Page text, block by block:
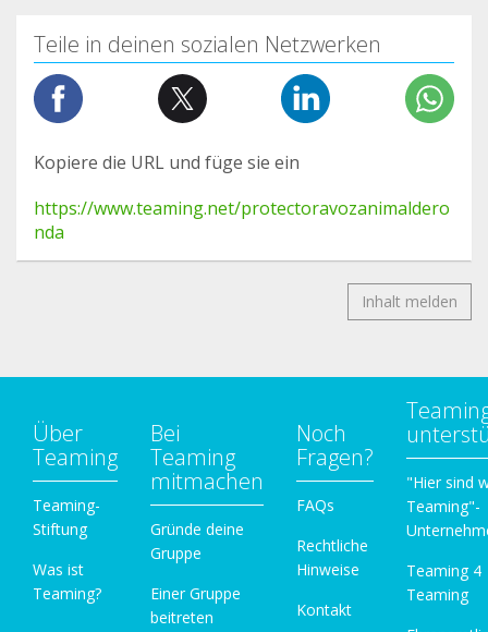
Teile in deinen sozialen Netzwerken
Kopiere die URL und füge sie ein
https://www.teaming.net/protectoravozanimaldero
nda
Inhalt melden
Über
Teaming
Teaming-
Stiftung
Was ist
Teaming?
Bei
Teaming
mitmachen
Gründe deine
Gruppe
Einer Gruppe
beitreten
Noch
Fragen?
FAQs
Rechtliche
Hinweise
Kontakt
"Hier sind
Teaming"-
Teaming 4
Teaming